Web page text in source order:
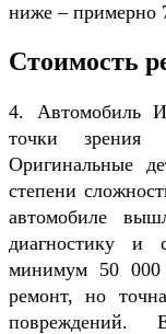
ниже – примерно
Стоимость
4. Автомобиль
точки зрения
Оригинальные
степени
автомобиле
диагностику и
минимум 50 000
ремонт, но
повреждений.